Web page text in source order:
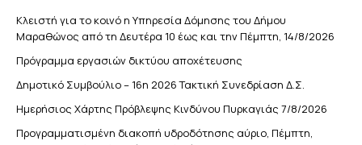
Κλειστή για το κοινό η Υπηρεσία Δόμησης του Δήμου
Μαραθώνος από τη Δευτέρα 10 έως και την Πέμπτη, 14/8/2026
Πρόγραμμα εργασιών δικτύου αποχέτευσης
Δημοτικό Συμβούλιο – 16η 2026 Τακτική Συνεδρίαση Δ.Σ.
Ημερήσιος Χάρτης Πρόβλεψης Κινδύνου Πυρκαγιάς 7/8/2026
Προγραμματισμένη διακοπή υδροδότησης αύριο, Πέμπτη,